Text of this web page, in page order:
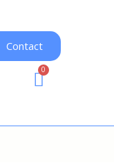
Contact